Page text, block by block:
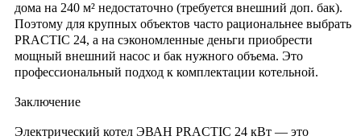
дома на 240 м² недостаточно (требуется внешний доп. бак).
Поэтому для крупных объектов часто рациональнее выбрать
PRACTIC 24, а на сэкономленные деньги приобрести
мощный внешний насос и бак нужного объема. Это
профессиональный подход к комплектации котельной.
Заключение
Электрический котел ЭВАН PRACTIC 24 кВт — это